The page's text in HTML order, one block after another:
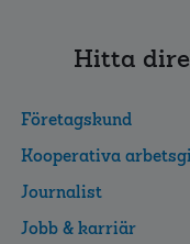
Hitta
Företagskund
Kooperativa
Journalist
Jobb & karriär